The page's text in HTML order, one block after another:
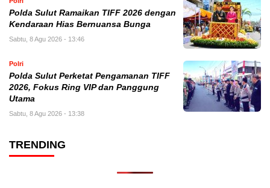
Polda Sulut Ramaikan TIFF 2026 dengan
Kendaraan Hias Bernuansa Bunga
Sabtu, 8 Agu 2026 - 13:46
Polri
Polda Sulut Perketat Pengamanan TIFF
2026, Fokus Ring VIP dan Panggung
Utama
Sabtu, 8 Agu 2026 - 13:38
TRENDING